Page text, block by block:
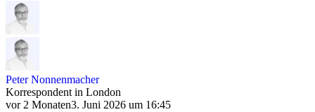
Peter Nonnenmacher
Korrespondent in London
vor 2 Monaten3. Juni 2026 um 16:45